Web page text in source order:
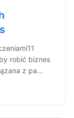
robić biznes
z pa...